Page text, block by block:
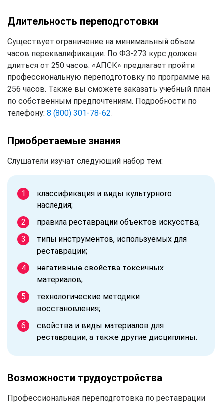
Длительность переподготовки
Существует ограничение на минимальный объем
часов переквалификации. По ФЗ-273 курс должен
длиться от 250 часов. «АПОК» предлагает пройти
профессиональную переподготовку по программе на
256 часов. Также вы сможете заказать учебный план
по собственным предпочтениям. Подробности по
телефону: 8 (800) 301-78-62,
Приобретаемые знания
Слушатели изучат следующий набор тем:
классификация и виды культурного
наследия;
правила реставрации объектов искусства;
типы инструментов, используемых для
реставрации;
негативные свойства токсичных
материалов;
технологические методики
восстановления;
свойства и виды материалов для
реставрации, а также другие дисциплины.
Возможности трудоустройства
Профессиональная переподготовка по реставрации